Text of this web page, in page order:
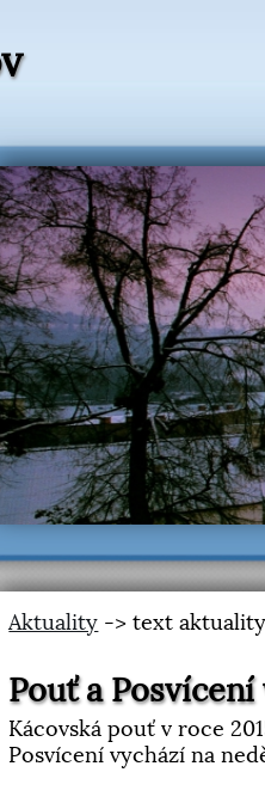
Aktuality -> text aktuality
Pouť a Posvícení
Kácovská pouť v roce
Posvícení vychází na